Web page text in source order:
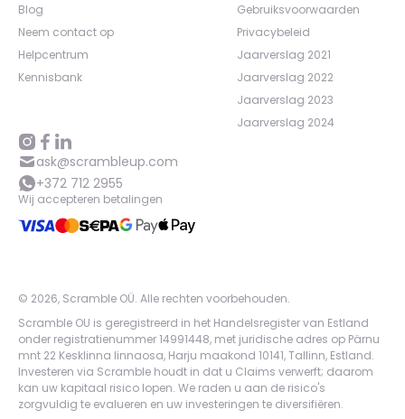
Blog
Neem contact op
Helpcentrum
Kennisbank
Gebruiksvoorwaarden
Privacybeleid
Jaarverslag 2021
Jaarverslag 2022
Jaarverslag 2023
Jaarverslag 2024
ask@scrambleup.com
+372 712 2955
Wij accepteren betalingen
© 2026, Scramble OÜ. Alle rechten voorbehouden.
Scramble OU is geregistreerd in het Handelsregister van Estland
onder registratienummer 14991448, met juridische adres op Pärnu
mnt 22 Kesklinna linnaosa, Harju maakond 10141, Tallinn, Estland.
Investeren via Scramble houdt in dat u Claims verwerft; daarom
kan uw kapitaal risico lopen. We raden u aan de risico's
zorgvuldig te evalueren en uw investeringen te diversifiëren.